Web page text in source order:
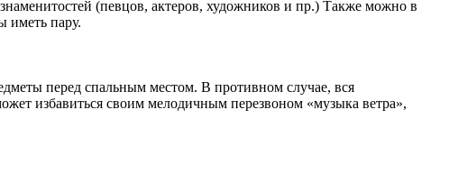
(певцов, актеров, художников и пр.) Также можно в
иметь пару.
перед спальным местом. В противном случае, вся
избавиться своим мелодичным перезвоном «музыка ветра»,